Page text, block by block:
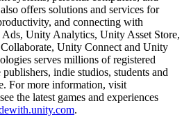
offers solutions and services for
and connecting with
Unity Analytics, Unity Asset Store,
Unity Connect and Unity
serves millions of registered
indie studios, students and
For more information, visit
the latest games and experiences
.